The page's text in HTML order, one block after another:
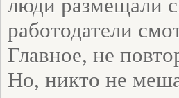
люди размещали
работодатели
Главное, не
Но, никто не